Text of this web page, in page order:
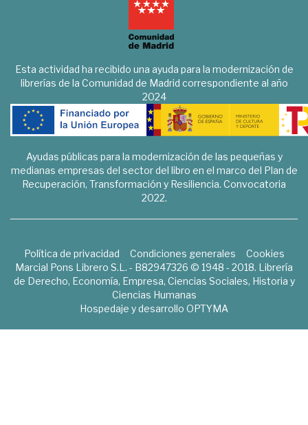
Esta actividad ha recibido una ayuda para la modernización de
librerías de la Comunidad de Madrid correspondiente al año
2024
Ayudas públicas para la modernización de las pequeñas y
medianas empresas del sector del libro en el marco del Plan de
Recuperación, Transformación y Resiliencia. Convocatoria
2022.
Política de privacidad Condiciones generales
Cookies
Marcial Pons Librero S.L. - B82947326 © 1948 - 2018. Librería
de Derecho, Economía, Empresa, Ciencias Sociales, Historia y
Ciencias Humanas
Hospedaje y desarrollo OPTYMA